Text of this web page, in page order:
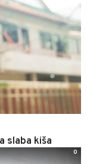
slaba kiša
0